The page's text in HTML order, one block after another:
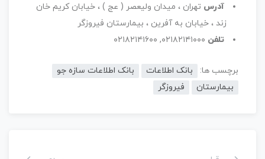
آدرس تهران ، میدان ولیعصر ( عج ) ، خیابان کریم خان
زند ، خیابان به آفرین ، بیمارستان فیروزگر
تلفن
برچسب ها: بانک اطلاعات
بانک اطلاعات سازه جو
بیمارستان
فیروزگر